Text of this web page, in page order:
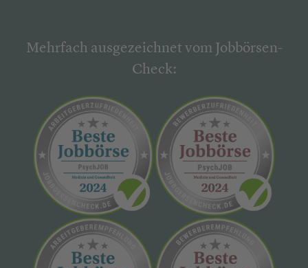
Mehrfach ausgezeichnet vom Jobbörsen-
Check: